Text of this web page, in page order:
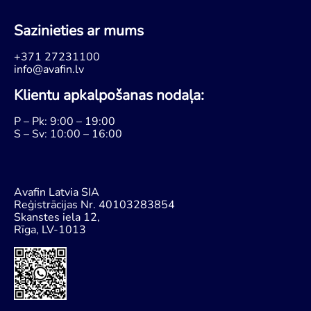
Sazinieties ar mums
+371 27231100
info@avafin.lv
Klientu apkalpošanas nodaļa:
P – Pk: 9:00 – 19:00
S – Sv: 10:00 – 16:00
Avafin Latvia SIA
Reģistrācijas Nr. 40103283854
Skanstes iela 12,
Rīga, LV-1013